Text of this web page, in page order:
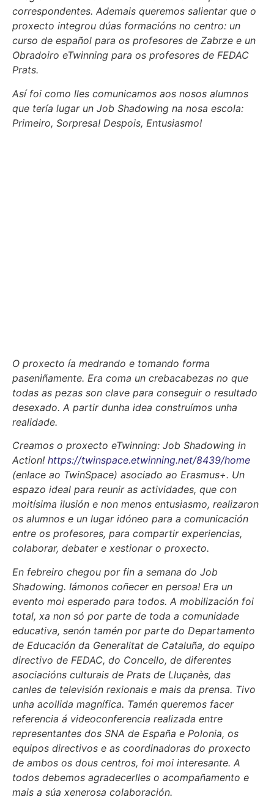
correspondentes. Ademais queremos salientar que o
proxecto integrou dúas formacións no centro: un
curso de español para os profesores de Zabrze e un
Obradoiro eTwinning para os profesores de FEDAC
Prats.
Así foi como lles comunicamos aos nosos alumnos
que tería lugar un Job Shadowing na nosa escola:
Primeiro, Sorpresa! Despois, Entusiasmo!
O proxecto ía medrando e tomando forma
paseniñamente. Era coma un crebacabezas no que
todas as pezas son clave para conseguir o resultado
desexado. A partir dunha idea construímos unha
realidade.
Creamos o proxecto eTwinning: Job Shadowing in
Action! https://twinspace.etwinning.net/8439/home
(enlace ao TwinSpace) asociado ao Erasmus+. Un
espazo ideal para reunir as actividades, que con
moitísima ilusión e non menos entusiasmo, realizaron
os alumnos e un lugar idóneo para a comunicación
entre os profesores, para compartir experiencias,
colaborar, debater e xestionar o proxecto.
En febreiro chegou por fin a semana do Job
Shadowing. Iámonos coñecer en persoa! Era un
evento moi esperado para todos. A mobilización foi
total, xa non só por parte de toda a comunidade
educativa, senón tamén por parte do Departamento
de Educación da Generalitat de Cataluña, do equipo
directivo de FEDAC, do Concello, de diferentes
asociacións culturais de Prats de Lluçanès, das
canles de televisión rexionais e mais da prensa. Tivo
unha acollida magnífica. Tamén queremos facer
referencia á videoconferencia realizada entre
representantes dos SNA de España e Polonia, os
equipos directivos e as coordinadoras do proxecto
de ambos os dous centros, foi moi interesante. A
todos debemos agradecerlles o acompañamento e
mais a súa xenerosa colaboración.